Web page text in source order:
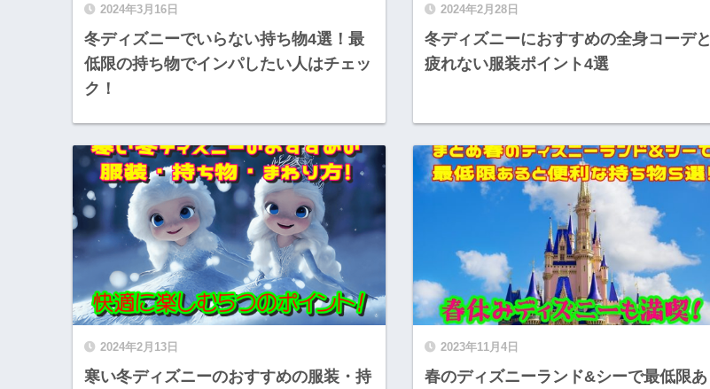
2024年3月16日
冬ディズニーでいらない持ち物4選！最
低限の持ち物でインパしたい人はチェッ
ク！
2024年2月28日
冬ディズニーにおすすめの全身コーデと
疲れない服装ポイント4選
2024年2月13日
寒い冬ディズニーのおすすめの服装・持
2023年11月4日
春のディズニーランド&シーで最低限あ